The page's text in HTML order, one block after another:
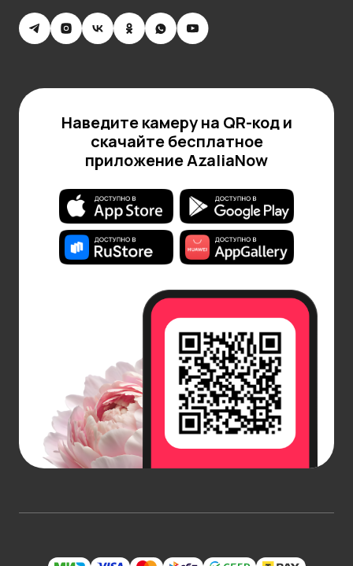
Наведите камеру на QR-код и
скачайте бесплатное
приложение AzaliaNow